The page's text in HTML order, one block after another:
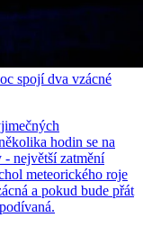
spojí dva vzácné
hodin se na
největší zatmění
meteorického roje
a pokud bude přát